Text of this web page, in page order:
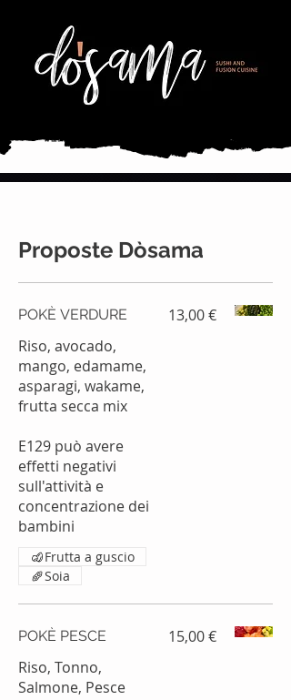
Proposte Dòsama
POKÈ VERDURE
Riso, avocado,
mango, edamame,
asparagi, wakame,
frutta secca mix
E129 può avere
effetti negativi
sull'attività e
concentrazione dei
bambini
13,00 €
Frutta a guscio
Soia
POKÈ PESCE
Riso, Tonno,
Salmone, Pesce
15,00 €